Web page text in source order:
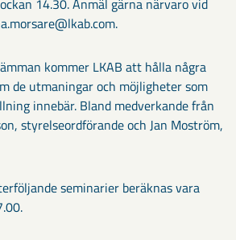
14.30. Anmäl gärna närvaro vid
kommer LKAB att hålla några
de utmaningar och möjligheter som
innebär. Bland medverkande från
styrelseordförande och Jan Moström,
seminarier beräknas vara